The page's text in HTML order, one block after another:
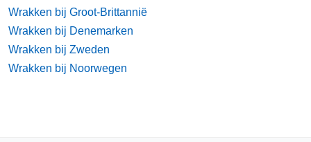
Wrakken bij Groot-Brittannië
Wrakken bij Denemarken
Wrakken bij Zweden
Wrakken bij Noorwegen